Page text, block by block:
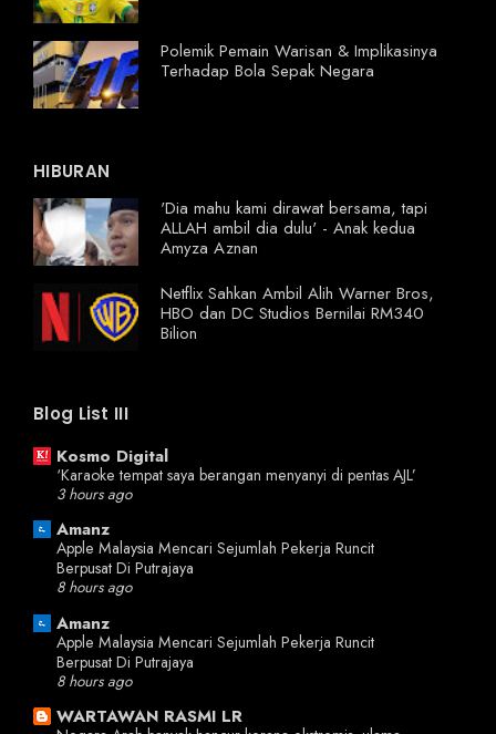
Polemik Pemain Warisan & Implikasinya
Terhadap Bola Sepak Negara
HIBURAN
'Dia mahu kami dirawat bersama, tapi
ALLAH ambil dia dulu' - Anak kedua
Amyza Aznan
Netflix Sahkan Ambil Alih Warner Bros,
HBO dan DC Studios Bernilai RM340
Bilion
Blog List III
Kosmo Digital
‘Karaoke tempat saya berangan menyanyi di pentas AJL’
3 hours ago
Amanz
Apple Malaysia Mencari Sejumlah Pekerja Runcit
Berpusat Di Putrajaya
8 hours ago
Amanz
Apple Malaysia Mencari Sejumlah Pekerja Runcit
Berpusat Di Putrajaya
8 hours ago
WARTAWAN RASMI LR